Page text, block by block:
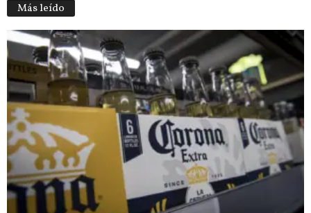
Más leído